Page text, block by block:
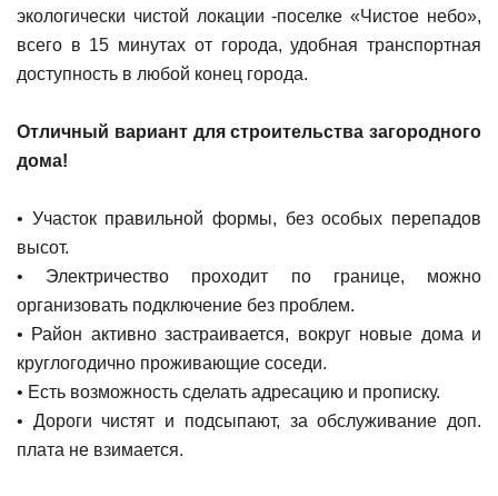
экологически чистой локации -поселке «Чистое небо»,
всего в 15 минутах от города, удобная транспортная
доступность в любой конец города.
Отличный вариант для строительства загородного
дома!
• Участок правильной формы, без особых перепадов
высот.
• Электричество проходит по границе, можно
организовать подключение без проблем.
• Район активно застраивается, вокруг новые дома и
круглогодично проживающие соседи.
• Есть возможность сделать адресацию и прописку.
• Дороги чистят и подсыпают, за обслуживание доп.
плата не взимается.